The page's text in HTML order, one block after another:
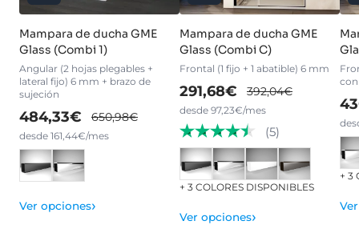
Mampara de ducha GME
Glass (Combi 1)
Angular (2 hojas plegables +
lateral fijo) 6 mm + brazo de
sujeción
484,33€ 650,98€
desde 161,44€/mes
Ver opciones›
Mampara de ducha GME
Glass (Combi C)
Frontal (1 fijo + 1 abatible) 6 mm
291,68€ 392,04€
desde 97,23€/mes
(5)
+ 3 COLORES DISPONIBLES
Ver opciones›
+ 3